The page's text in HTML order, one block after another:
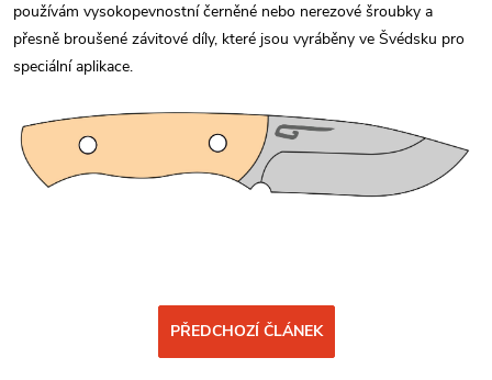
používám vysokopevnostní černěné nebo nerezové šroubky a
přesně broušené závitové díly, které jsou vyráběny ve Švédsku pro
speciální aplikace.
PŘEDCHOZÍ ČLÁNEK